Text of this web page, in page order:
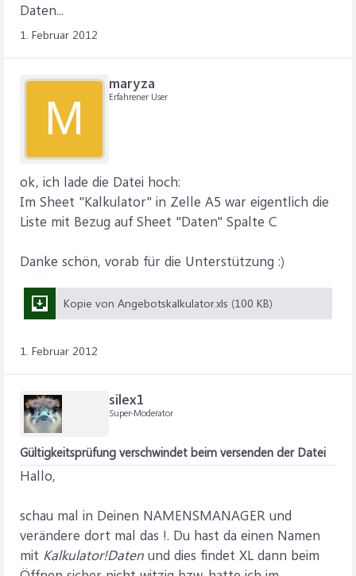
Daten...
1. Februar 2012
M
maryza
Erfahrener User
ok, ich lade die Datei hoch:
Im Sheet "Kalkulator" in Zelle A5 war eigentlich die
Liste mit Bezug auf Sheet "Daten" Spalte C
Danke schön, vorab für die Unterstützung :)
Kopie von Angebotskalkulator.xls (100 KB)
1. Februar 2012
silex1
Super-Moderator
Gültigkeitsprüfung verschwindet beim versenden der Datei
Hallo,
schau mal in Deinen NAMENSMANAGER und
verändere dort mal das !. Du hast da einen Namen
mit Kalkulator!Daten und dies findet XL dann beim